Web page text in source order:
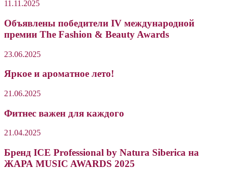
11.11.2025
Объявлены победители IV международной
премии The Fashion & Beauty Awards
23.06.2025
Яркое и ароматное лето!
21.06.2025
Фитнес важен для каждого
21.04.2025
Бренд ICE Professional by Natura Siberica на
ЖАРА MUSIC AWARDS 2025